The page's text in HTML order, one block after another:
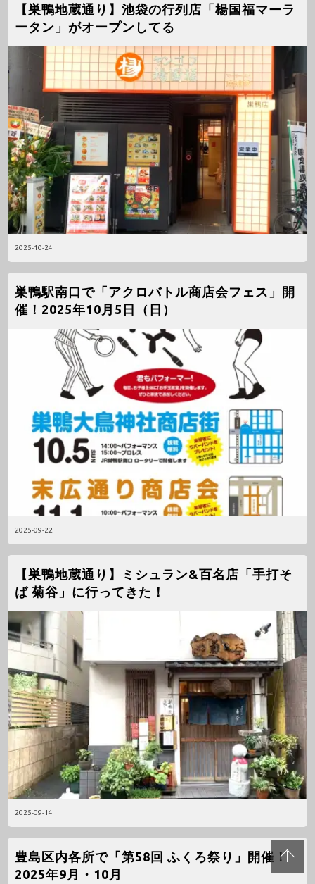
2025-10-24
【巣鴨地蔵通り】池袋の行列店「楊国福マーラ
ータン」がオープンしてる
2025-09-22
巣鴨駅南口で「アクロバトル商店会フェス」開
催！2025年10月5日（日）
2025-09-14
【巣鴨地蔵通り】ミシュラン&百名店「手打そ
ば 菊谷」に行ってきた！
豊島区内各所で「第58回 ふくろ祭り」開催！
2025年9月・10月